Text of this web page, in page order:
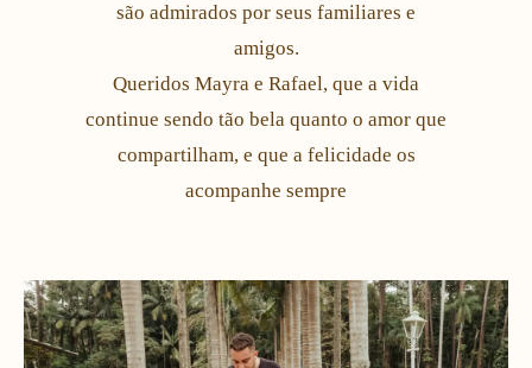
são admirados por seus familiares e
amigos.
Queridos Mayra e Rafael, que a vida
continue sendo tão bela quanto o amor que
compartilham, e que a felicidade os
acompanhe sempre